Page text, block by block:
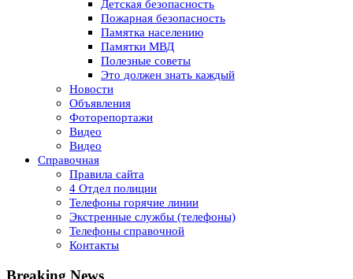
Детская безопасность
Пожарная безопасность
Памятка населению
Памятки МВД
Полезные советы
Это должен знать каждый
Новости
Объявления
Фоторепортажи
Видео
Видео
Справочная
Правила сайта
4 Отдел полиции
Телефоны горячие линии
Экстренные службы (телефоны)
Телефоны справочной
Контакты
Breaking News